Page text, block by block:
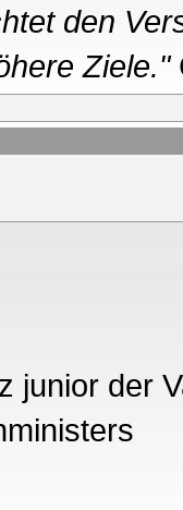
den
Ziele."
junior der